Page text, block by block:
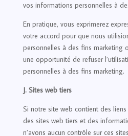
vos informations personnelles à
En pratique, vous exprimerez
votre accord pour que nous
personnelles à des fins marketing
une opportunité de refuser
personnelles à des fins marketing.
J. Sites web tiers
Si notre site web contient des
des sites web tiers et des
n’avons aucun contrôle sur ces